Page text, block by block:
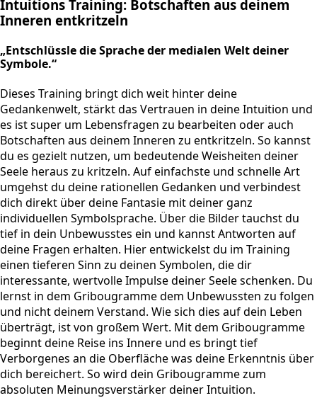
Intuitions Training: Botschaften aus deinem
Inneren entkritzeln
„Entschlüssle die Sprache der medialen Welt deiner
Symbole.“
Dieses Training bringt dich weit hinter deine
Gedankenwelt, stärkt das Vertrauen in deine Intuition und
es ist super um Lebensfragen zu bearbeiten oder auch
Botschaften aus deinem Inneren zu entkritzeln. So kannst
du es gezielt nutzen, um bedeutende Weisheiten deiner
Seele heraus zu kritzeln. Auf einfachste und schnelle Art
umgehst du deine rationellen Gedanken und verbindest
dich direkt über deine Fantasie mit deiner ganz
individuellen Symbolsprache. Über die Bilder tauchst du
tief in dein Unbewusstes ein und kannst Antworten auf
deine Fragen erhalten. Hier entwickelst du im Training
einen tieferen Sinn zu deinen Symbolen, die dir
interessante, wertvolle Impulse deiner Seele schenken. Du
lernst in dem Gribougramme dem Unbewussten zu folgen
und nicht deinem Verstand. Wie sich dies auf dein Leben
überträgt, ist von großem Wert. Mit dem Gribougramme
beginnt deine Reise ins Innere und es bringt tief
Verborgenes an die Oberfläche was deine Erkenntnis über
dich bereichert. So wird dein Gribougramme zum
absoluten Meinungsverstärker deiner Intuition.